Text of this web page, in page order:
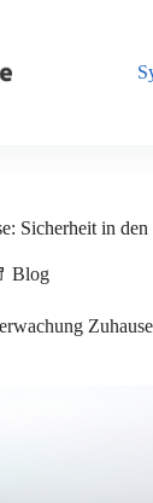
Sicherheit in
Blog